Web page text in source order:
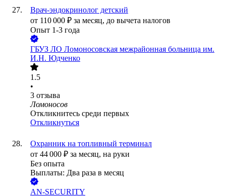
Врач-эндокринолог детский
от 110 000 ₽ за месяц, до вычета налогов
Опыт 1-3 года
ГБУЗ ЛО Ломоносовская межрайонная больница им.
И.Н. Юдченко
1.5
•
3 отзыва
Ломоносов
Откликнитесь среди первых
Откликнуться
Охранник на топливный терминал
от 44 000 ₽ за месяц, на руки
Без опыта
Выплаты: Два раза в месяц
AN-SECURITY